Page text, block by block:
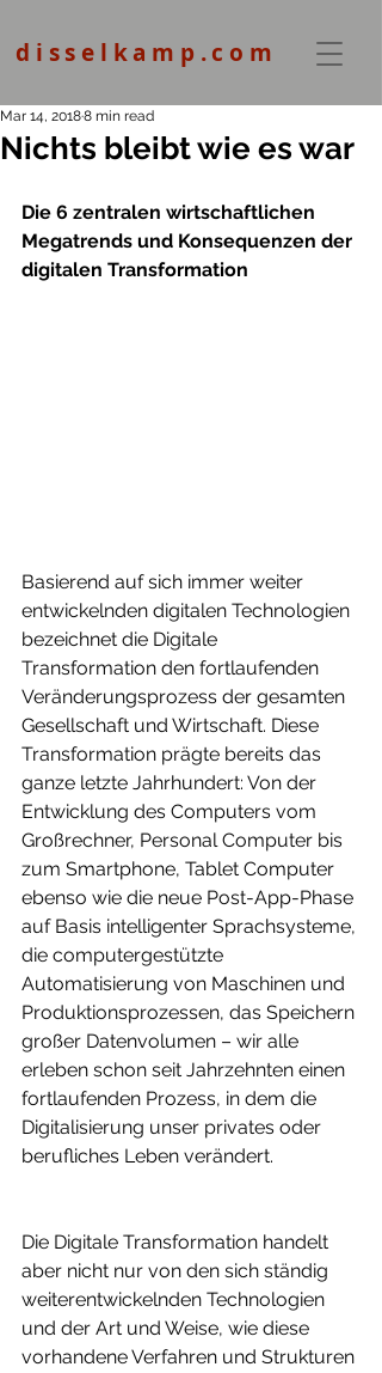
disselkamp.com
Nichts bleibt wie es war
Mar 14, 20188 min read
Die 6 zentralen wirtschaftlichen
Megatrends und Konsequenzen der
digitalen Transformation
Basierend auf sich immer weiter
entwickelnden digitalen Technologien
bezeichnet die Digitale
Transformation den fortlaufenden
Veränderungsprozess der gesamten
Gesellschaft und Wirtschaft. Diese
Transformation prägte bereits das
ganze letzte Jahrhundert: Von der
Entwicklung des Computers vom
Großrechner, Personal Computer bis
zum Smartphone, Tablet Computer
ebenso wie die neue Post-App-Phase
auf Basis intelligenter Sprachsysteme,
die computergestützte
Automatisierung von Maschinen und
Produktionsprozessen, das Speichern
großer Datenvolumen – wir alle
erleben schon seit Jahrzehnten einen
fortlaufenden Prozess, in dem die
Digitalisierung unser privates oder
berufliches Leben verändert.
Die Digitale Transformation handelt
aber nicht nur von den sich ständig
weiterentwickelnden Technologien
und der Art und Weise, wie diese
vorhandene Verfahren und Strukturen